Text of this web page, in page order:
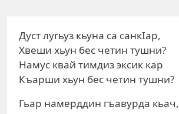
Дуст лугьуз кьуна са caнкIap,
Хвеши хьун бес четин тушни?
Намус квай тимдиз эксик кар
Къарши хьун бес четин тушни?
Гьар намерддин гъавурда кьач,